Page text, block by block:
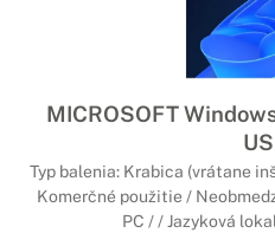
MICROSOFT
Typ balenia: Krabica (vrátane
Komerčné použitie /
PC / / Jazyková